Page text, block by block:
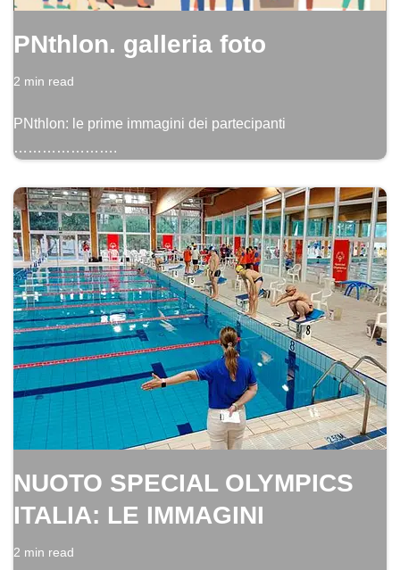
PNthlon. galleria foto
2 min read
PNthlon: le prime immagini dei partecipanti
………………….
NUOTO SPECIAL OLYMPICS
ITALIA: LE IMMAGINI
2 min read